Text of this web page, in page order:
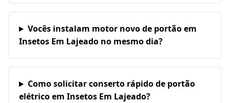
Vocês instalam motor novo de portão em
Insetos Em Lajeado no mesmo dia?
Como solicitar conserto rápido de portão
elétrico em Insetos Em Lajeado?